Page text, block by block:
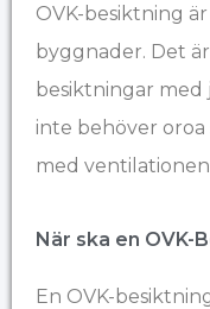
OVK-besiktning
byggnader. Det
besiktningar
inte behöver
med
När ska en OVK-
En OVK-